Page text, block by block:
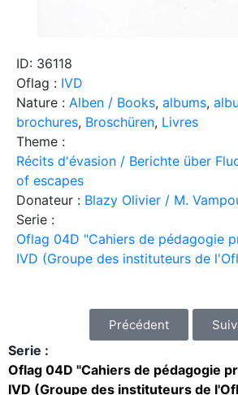
ID: 36118
Oflag : IVD
Nature : Alben / Books, albums,
brochures, Broschüren, Livres
Theme :
Récits d'évasion / Berichte über
of escapes
Donateur : Blazy Olivier / M.
Serie :
Oflag 04D "Cahiers de pédagogie
IVD (Groupe des instituteurs de
Précédent
Serie :
Oflag 04D "Cahiers de pédagogie
IVD (Groupe des instituteurs de